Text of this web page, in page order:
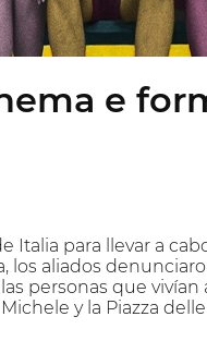
e
para llevar a
aliados
personas que
y la Piazza